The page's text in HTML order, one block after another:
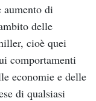
aumento di
delle
cioè quei
comportamenti
economie e delle
di qualsiasi